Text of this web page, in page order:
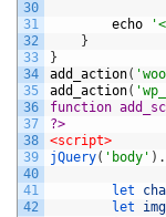
30
31
32
33
34
35
36
37
38
39
40
41
42
echo
}
}
add_action(
add_action(
function
?>
<script>
jQuery( 'body' ) .
let
let